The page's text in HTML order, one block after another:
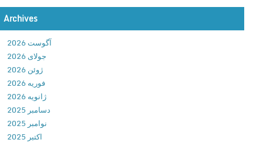
o
i
l
e
2
(
D
o
Archives
آگوست 2026
جولای 2026
ژوئن 2026
فوریه 2026
ژانویه 2026
دسامبر 2025
نوامبر 2025